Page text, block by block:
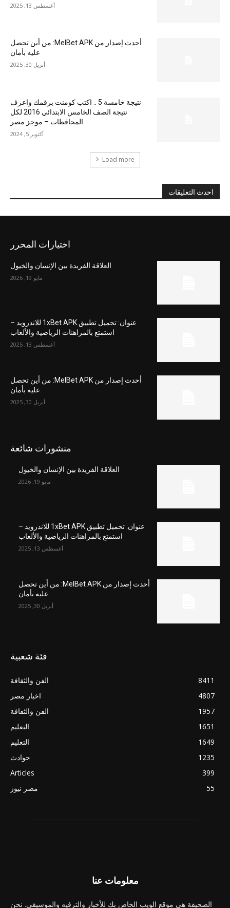
أغسطس 13, 2025
أحدث إصدار من MelBet APK: من أين تحصل
عليه بأمان
أبريل 30, 2025
نتيجة خامسة 5 .. اكتب كومنت برقمك واعرف
نتيجة الصف الخامس الابتدائي 2016 لكل
المحافظات – موجز مصر
أكتوبر 5, 2024
Load more
احدث التعليقات
اختيارات المحرر
العلاقة الفريدة بين الإنسان والخيول
مايو 19, 2026
عنوان: تحميل تطبيق 1xBet APK للاندرويد –
استمتع بالمراهنات الرياضية والألعاب
أغسطس 13, 2025
أحدث إصدار من MelBet APK: من أين تحصل
عليه بأمان
أبريل 30, 2025
منشورات شائعة
العلاقة الفريدة بين الإنسان والخيول
مايو 19, 2026
عنوان: تحميل تطبيق 1xBet APK للاندرويد –
استمتع بالمراهنات الرياضية والألعاب
أغسطس 13, 2025
أحدث إصدار من MelBet APK: من أين تحصل
عليه بأمان
أبريل 30, 2025
فئة شعبية
الفن والثقافة
8411
اخبار مصر
4807
الفن والثقافة
1957
التعليم
1651
التعليم
1649
حوادث
1235
Articles
399
مصر نيوز
55
معلومات عنا
الصحيفة هي موقع الويب الخاص بك للأخبار والترفيه والموسيقى. نحن